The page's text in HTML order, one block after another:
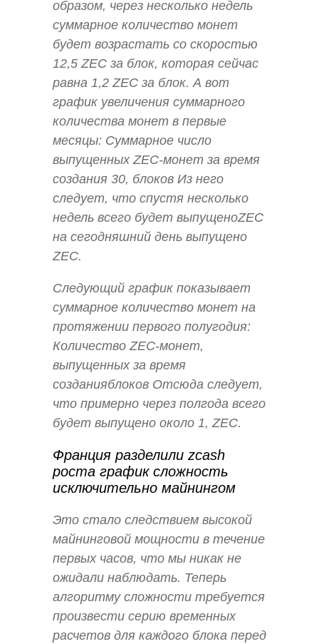
образом, через несколько недель
суммарное количество монет
будет возрастать со скоростью
12,5 ZEC за блок, которая сейчас
равна 1,2 ZEC за блок. А вот
график увеличения суммарного
количества монет в первые
месяцы: Суммарное число
выпущенных ZEC-монет за время
создания 30, блоков Из него
следует, что спустя несколько
недель всего будет выпущеноZEC
на сегодняшний день выпущено
ZEC.
Следующий график показывает
суммарное количество монет на
протяжении первого полугодия:
Количество ZEC-монет,
выпущенных за время
созданияблоков Отсюда следует,
что примерно через полгода всего
будет выпущено около 1, ZEC.
Франция разделили zcash
роста график сложность
исключительно майнингом
Это стало следствием высокой
майнинговой мощности в течение
первых часов, что мы никак не
ожидали наблюдать. Теперь
алгоритму сложности требуется
произвести серию временных
расчетов для каждого блока перед